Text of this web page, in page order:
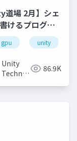
道場 2月】シェ
けるプログラ
う
gpu unity
Unity
Technologies86.9K